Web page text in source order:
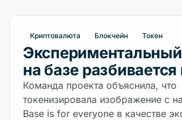
Криптовалюта Блокчейн Токен
Экспериментальный
на базе
Команда проекта объяснила, что
токенизировала изображение с
Base is for everyone в качестве